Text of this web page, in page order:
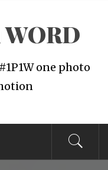
WORD
one photo